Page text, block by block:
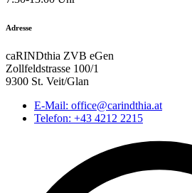
Adresse
caRINDthia ZVB eGen
Zollfeldstrasse 100/1
9300 St. Veit/Glan
E-Mail: office@carindthia.at
Telefon: +43 4212 2215